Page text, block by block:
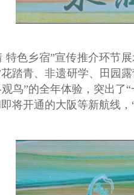
特色乡宿”宣传推介环节
踏青、非遗研学、田园
鸟”的全年体验，突出了
将开通的大阪等新航线